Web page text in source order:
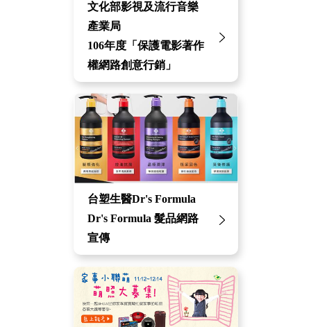
文化部影視及流行音樂
產業局
106年度「保護電影著作
權網路創意行銷」
台塑生醫Dr's Formula
Dr's Formula 髮品網路
宣傳